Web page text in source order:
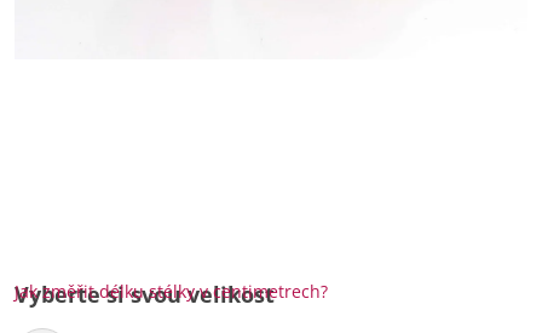
Jak změřit délku stélky v centimetrech?
Vyberte si svou velikost